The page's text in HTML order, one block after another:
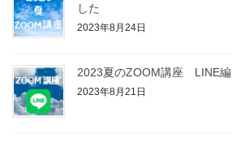
した
2023年8月24日
2023夏のZOOM講座 LINE編
2023年8月21日